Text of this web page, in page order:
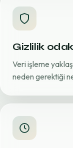
Gizlilik
Veri işleme
neden gerektiği